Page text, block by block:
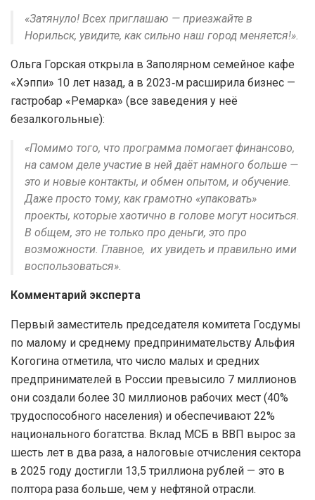
«Затянуло! Всех приглашаю — приезжайте в
Норильск, увидите, как сильно наш город меняется!».
Ольга Горская открыла в Заполярном семейное кафе
«Хэппи» 10 лет назад, а в 2023‑м расширила бизнес —
гастробар «Ремарка» (все заведения у неё
безалкогольные):
«Помимо того, что программа помогает финансово,
на самом деле участие в ней даёт намного больше —
это и новые контакты, и обмен опытом, и обучение.
Даже просто тому, как грамотно «упаковать»
проекты, которые хаотично в голове могут носиться.
В общем, это не только про деньги, это про
возможности. Главное, их увидеть и правильно ими
воспользоваться».
Комментарий эксперта
Первый заместитель председателя комитета Госдумы
по малому и среднему предпринимательству Альфия
Когогина отметила, что число малых и средних
предпринимателей в России превысило 7 миллионов
они создали более 30 миллионов рабочих мест (40%
трудоспособного населения) и обеспечивают 22%
национального богатства. Вклад МСБ в ВВП вырос за
шесть лет в два раза, а налоговые отчисления сектора
в 2025 году достигли 13,5 триллиона рублей — это в
полтора раза больше, чем у нефтяной отрасли.